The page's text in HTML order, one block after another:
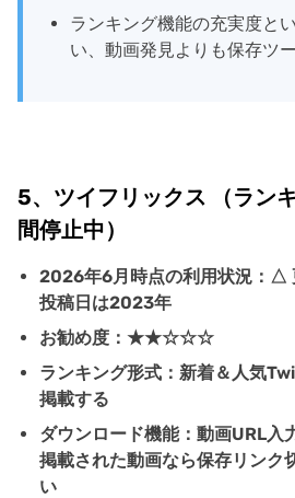
ランキング機能の充実度と
い、動画発見よりも保存ツ
5、ツイフリックス （ラン
間停止中）
2026年6月時点の利用状況：△
投稿日は2023年
お勧め度：★★☆☆☆
ランキング形式：新着＆人気
掲載する
ダウンロード機能：動画URL入
掲載された動画なら保存リンク
い